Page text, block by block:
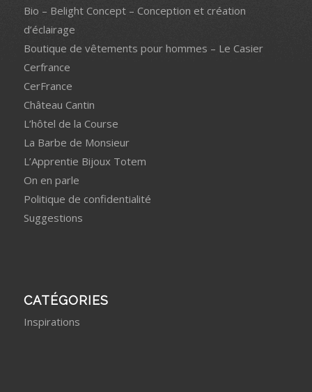
Bio – Belight Concept – Conception et création
d’éclairage
Boutique de vêtements pour hommes – Le Casier
Cerfrance
CerFrance
Château Cantin
L’hôtel de la Course
La Barbe de Monsieur
L’Apprentie Bijoux Totem
On en parle
Politique de confidentialité
Suggestions
CATÉGORIES
Inspirations